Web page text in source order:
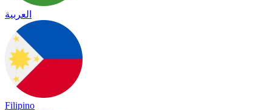
العربية
Filipino